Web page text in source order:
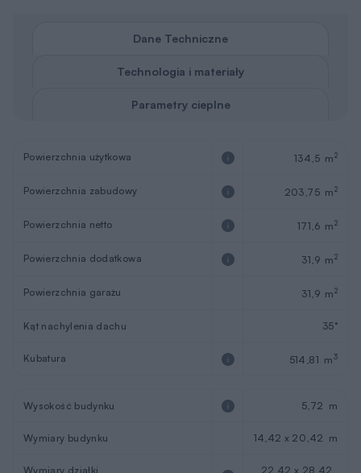
Dane Techniczne
Technologia i materiały
Parametry cieplne
Powierzchnia użytkowa 134,5 m2
Powierzchnia zabudowy 203,75 m2
Powierzchnia netto 171,6 m2
Powierzchnia dodatkowa 31,9 m2
Powierzchnia garażu 31,9 m2
Kąt nachylenia dachu 35°
Kubatura 514,81 m3
Wysokość budynku 5,72 m
Wymiary budynku 14,42 x 20,42 m
Wymiary działki
22,42 x 28,42